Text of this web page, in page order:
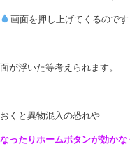
画面を押し上げてくるのです
が浮いた等考えられます。
くと異物混入の恐れや
ったりホームボタンが効かな